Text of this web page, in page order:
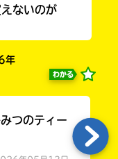
ないのが
年
わかる
つのティー